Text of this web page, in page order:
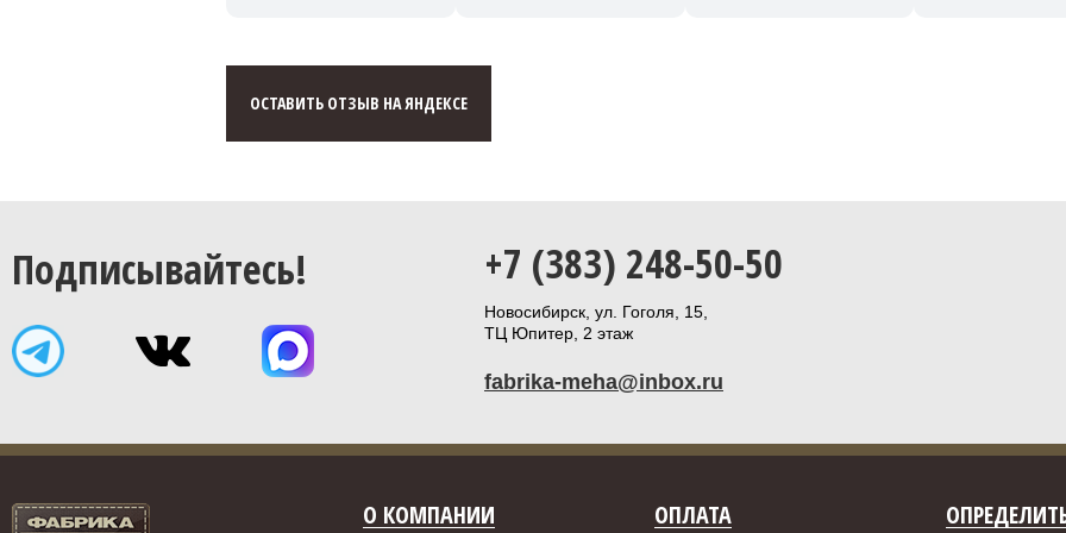
ОСТАВИТЬ ОТЗЫВ НА ЯНДЕКСЕ
Подписывайтесь! +7 (383) 248-50-50
Новосибирск, ул. Гоголя, 15,
ТЦ Юпитер, 2 этаж
fabrika-meha@inbox.ru
О КОМПАНИИ ОПЛАТА